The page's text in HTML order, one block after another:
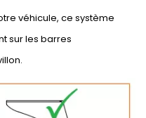
véhicule, ce système
sur les barres